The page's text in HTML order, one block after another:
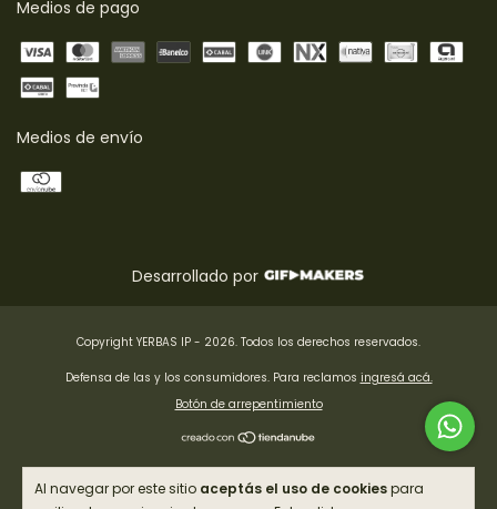
Al navegar por este sitio aceptás el uso de cookiespara
Medios de pago
Medios de envío
Desarrollado por
Copyright YERBAS IP - 2026. Todos los derechos reservados.
Defensa de las y los consumidores. Para reclamos ingresá acá.
Botón de arrepentimiento